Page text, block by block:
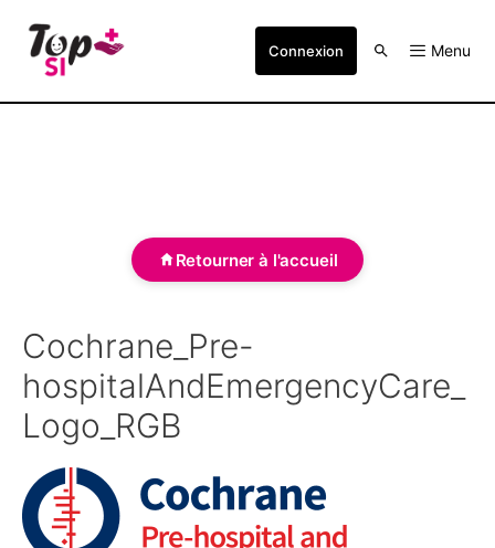
Connexion Menu
Retourner à l'accueil
Cochrane_Pre-
hospitalAndEmergencyCare_
Logo_RGB